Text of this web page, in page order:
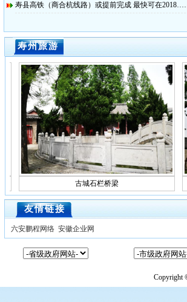
寿县高铁（商合杭线路）或提前完成 最快可在
寿州旅游
古城石栏桥梁
友情链接
六安鹏程网络 安徽企业网
Copyright